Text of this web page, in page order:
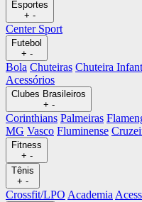
Esportes
+ -
Center Sport
Futebol
+ -
Bola Chuteiras Chuteira
Acessórios
Clubes Brasileiros
+ -
Corinthians Palmeiras
MG Vasco Fluminense
Fitness
+ -
Tênis
+ -
Crossfit/LPO Academia